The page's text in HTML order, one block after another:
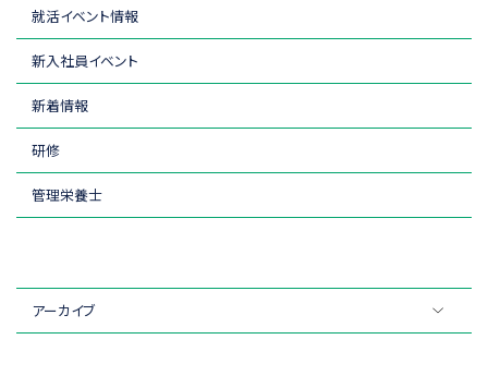
就活イベント情報
新入社員イベント
新着情報
研修
管理栄養士
アーカイブ